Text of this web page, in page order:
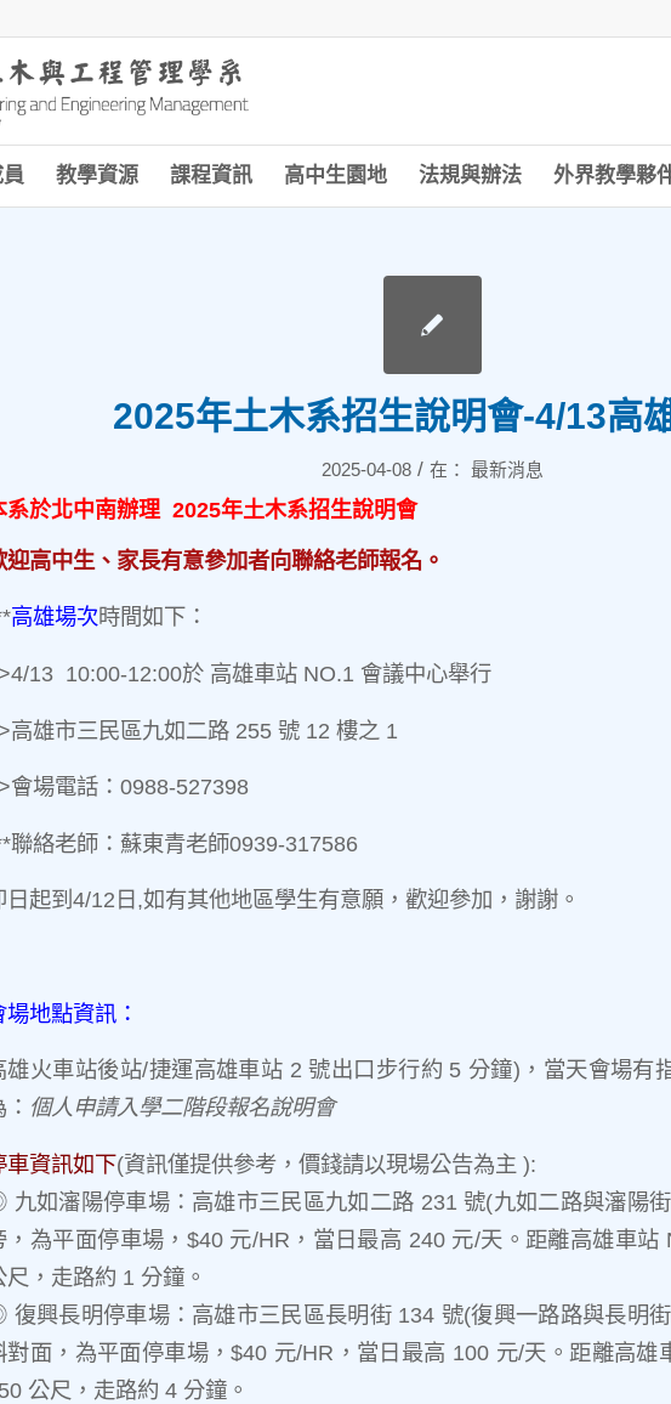
教學資源 課程資訊 高中生園地 法規與辦法 外界教學夥
2025年土木系招生說明會-4/13高
2025-04-08 / 在： 最新消息
系於北中南辦理 2025年土木系招生說明會
迎高中生、家長有意參加者向聯絡老師報名。
高雄場次時間如下：
13 10:00-12:00於 高雄車站 NO.1 會議中心舉行
高雄市三民區九如二路 255 號 12 樓之 1
會場電話：0988-527398
聯絡老師：蘇東青老師0939-317586
日起到4/12日,如有其他地區學生有意願，歡迎參加，謝謝。
場地點資訊：
雄火車站後站/捷運高雄車站 2 號出口步行約 5 分鐘)，當天會場有
個人申請入學二階段報名說明會
車資訊如下(資訊僅提供參考，價錢請以現場公告為主 ):
九如瀋陽停車場：高雄市三民區九如二路 231 號(九如二路與瀋陽
，為平面停車場，$40 元/HR，當日最高 240 元/天。距離高雄車站
尺，走路約 1 分鐘。
復興長明停車場：高雄市三民區長明街 134 號(復興一路路與長明
對面，為平面停車場，$40 元/HR，當日最高 100 元/天。距離高雄
公尺，走路約 4 分鐘。